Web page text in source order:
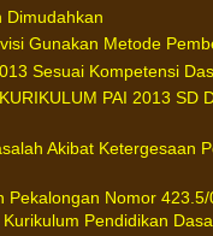
Dimudahkan
Gunakan Metode
Sesuai Kompetensi
PAI 2013 SD
Akibat Ketergesaan
Pekalongan Nomor
Pendidikan